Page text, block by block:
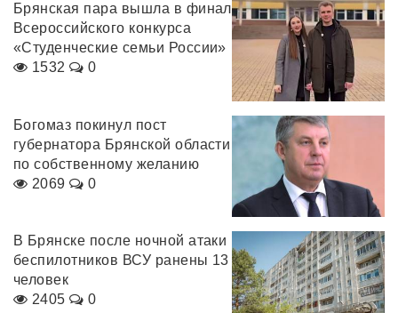
Брянская пара вышла в финал
Всероссийского конкурса
«Студенческие семьи России»
1532
0
Богомаз покинул пост
губернатора Брянской области
по собственному желанию
2069
0
В Брянске после ночной атаки
беспилотников ВСУ ранены 13
человек
2405
0